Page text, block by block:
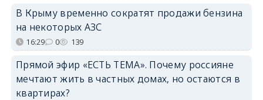
В Крыму временно сократят продажи бензина
на некоторых АЗС
16:29 0 139
Прямой эфир «ЕСТЬ ТЕМА». Почему россияне
мечтают жить в частных домах, но остаются в
квартирах?